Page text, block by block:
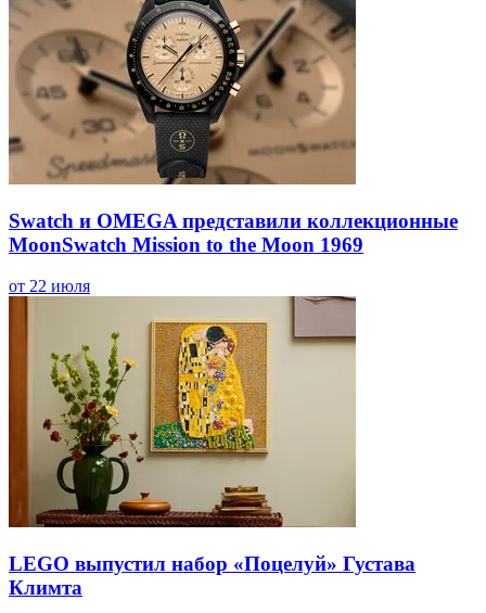
Swatch и OMEGA представили коллекционные
MoonSwatch Mission to the Moon 1969
от 22 июля
LEGO выпустил набор «Поцелуй» Густава
Климта